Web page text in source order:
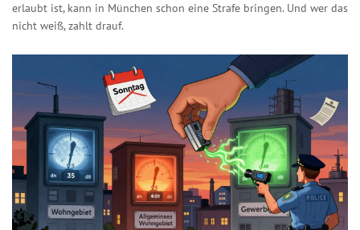
erlaubt ist, kann in München schon eine Strafe bringen. Und wer das
nicht weiß, zahlt drauf.